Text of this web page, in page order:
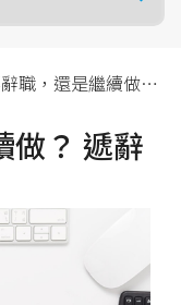
職，還是繼續做？
做？ 遞辭